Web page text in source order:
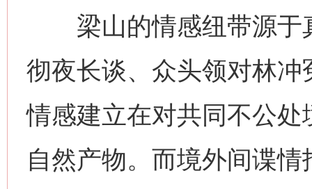
梁山的情感纽带源于
彻夜长谈、众头领对林
情感建立在对共同不公
自然产物。而境外间谍